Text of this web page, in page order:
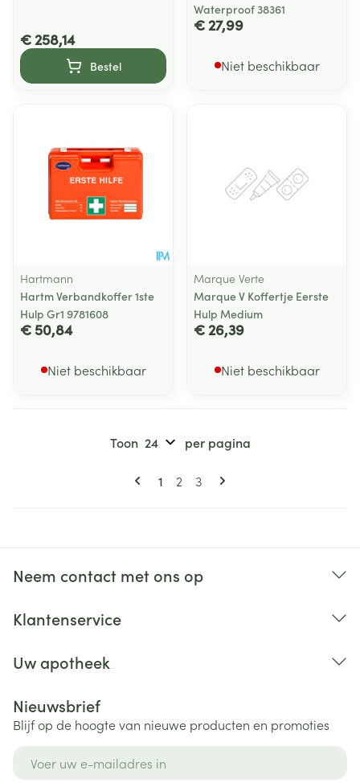
€ 258,14
Bestel
Waterproof 38361
€ 27,99
Niet beschikbaar
Hartmann
Hartm Verbandkoffer 1ste
Hulp Gr1 9781608
€ 50,84
Niet beschikbaar
Marque Verte
Marque V Koffertje Eerste
Hulp Medium
€ 26,39
Niet beschikbaar
Pagina's
U lees momenteel pagina
1 Pagina
2 Pagina
3
Toon per pagina
Neem contact met ons op
Klantenservice
Uw apotheek
Nieuwsbrief
Blijf op de hoogte van nieuwe producten en promoties